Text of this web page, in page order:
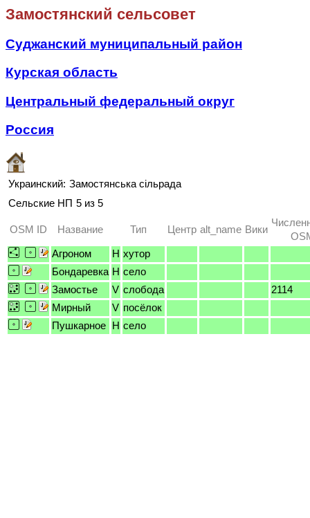
Замостянский сельсовет
Суджанский муниципальный район
Курская область
Центральный федеральный округ
Россия
Украинский: Замостянська сільрада
Сельские НП 5 из 5
OSM ID Название Тип Центр alt_name Вики
Агроном
H хутор
Бондаревка H село
Замостье
V слобода
2114
Мирный
V посёлок
Пушкарное H село